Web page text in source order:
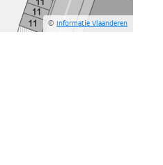
©Informatie Vlaanderen